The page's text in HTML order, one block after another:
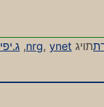
תויג nrg, ynet
,